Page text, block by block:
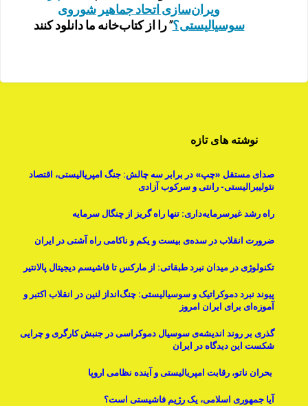
ویران‌سازی اتحاد جماهیر شوروی
سوسیالیستی؟” را از کتاب‌خانه ما دانلود کنند
نوشته های تازه
صدای مستقل «چپ» در برابر سه چالش: جنگ امپریالیستی، اقتصاد
نئولیبرالیستی- رانتی و سرکوب آزادی
راه رشد غیرسرمایه‌داری: تنها راه گریز از چنگال سرمایه
ضرورت انقلاب در سده‌ی بیست و یکم و ناکامی راه آشتی در ایران
تکنولوژی در میدان نبرد طبقاتی: از مارکس تا فاشیسم دیجیتال پالانتیر
پیوند نبرد دموکراتیک و سوسیالیستی: چنگ‌انداز لنین در انقلاب اکتبر و
آموزه‌ای برای ایران امروز
گذری بر روند اندیشه‌ی سوسیال دموکراسی در جنبش کارگری و چرایی
شکست این دیدگاه در ایران
بحران ناتو، رقابت امپریالیستی و آینده نظامی اروپا
آیا جمهوری اسلامی، یک رژیم فاشیستی است؟